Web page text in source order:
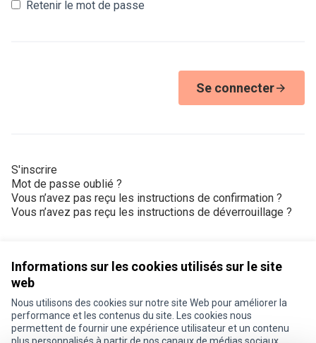
Informations sur les cookies utilisés sur le site
web
Nous utilisons des cookies sur notre site Web pour améliorer la
performance et les contenus du site. Les cookies nous
permettent de fournir une expérience utilisateur et un contenu
Retenir le mot de passe
Se connecter
S'inscrire
Mot de passe oublié ?
Vous n’avez pas reçu les instructions de confirmation ?
Vous n’avez pas reçu les instructions de déverrouillage ?
Conditions d'utilisation
Paramètres des cookies
Je participe ! sur X
Je participe ! sur Facebook
Je participe ! sur Instagram